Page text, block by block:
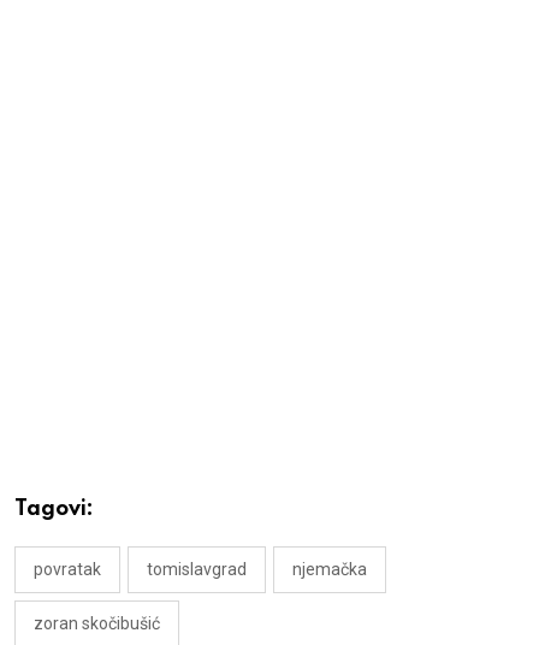
Tagovi:
povratak tomislavgrad njemačka
zoran skočibušić